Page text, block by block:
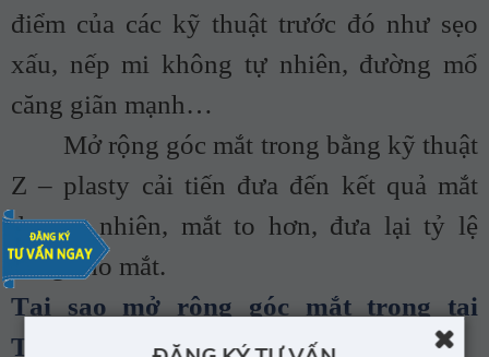
điểm của các kỹ thuật trước đó như sẹo
xấu, nếp mi không tự nhiên, đường mổ
căng giãn mạnh…
Mở rộng góc mắt trong bằng kỹ thuật
Z – plasty cải tiến đưa đến kết quả mắt
đẹp tự nhiên, mắt to hơn, đưa lại tỷ lệ
vàng cho mắt.
Tại sao mở rộng góc mắt trong tại
Thẩm mỹ Dr.Kiem